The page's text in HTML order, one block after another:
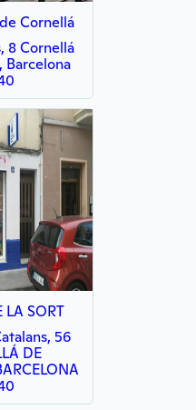
Cornellá
8 Cornellá
Barcelona
LA SORT
56
DE